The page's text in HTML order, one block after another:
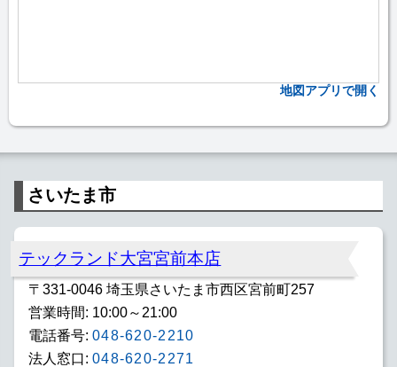
地図アプリで開く
さいたま市
テックランド大宮宮前本店
〒331-0046 埼玉県さいたま市西区宮前町257
営業時間: 10:00～21:00
電話番号: 048-620-2210
法人窓口: 048-620-2271